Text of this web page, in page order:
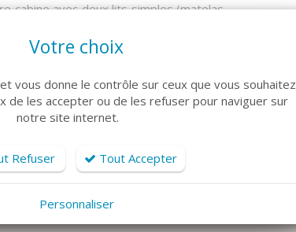
cabine avec deux lits simples (matelas
Lits équipés de couettes et
Puy Saint Vincent 1800. Elle offre à
le restaurant snack boulangerie au
nécessité, ainsi que le magasin de
: ouverture juillet août - ATTENTION
Votre choix
vous donne le contrôle sur ceux que vous souhaitez
de les accepter ou de les refuser pour naviguer sur
notre site internet.
Refuser Tout Accepter
Personnaliser